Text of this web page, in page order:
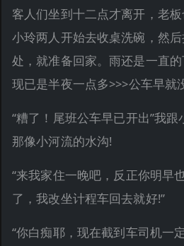
客人们坐到十二点才离开，老
小玲两人开始去收桌洗碗，然
处，就准备回家。雨还是一直
现已是半夜一点多>>>公车早就
“糟了！尾班公车早已开出”我
那像小河流的水沟!
“来我家住一晚吧，反正你明早
了，我改坐计程车回去就好!”
“你白痴耶，现在截到车司机一